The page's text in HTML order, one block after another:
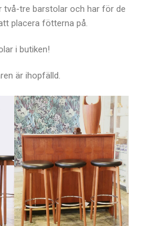
två-tre barstolar och har för de
placera fötterna på.
i butiken!
är ihopfälld.